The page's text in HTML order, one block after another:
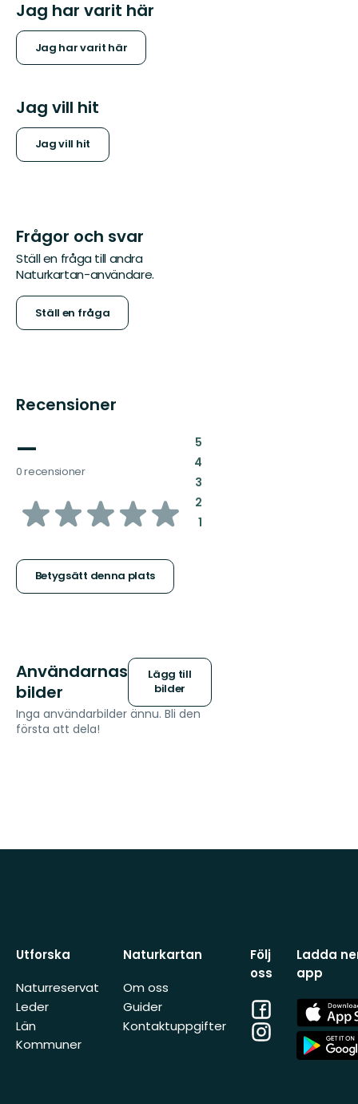
Jag har varit här
Jag har varit här
Jag vill hit
Jag vill hit
Frågor och svar
Ställ en fråga till andra
Naturkartan-användare.
Ställ en fråga
Recensioner
—
0 recensioner
av
stjärnor
Betygsätt denna plats
5:
4:
3:
2:
1:
Användarnas
bilder
Lägg till
bilder
Inga användarbilder ännu. Bli den
första att dela!
Utforska
Naturreservat
Leder
Län
Kommuner
Naturkartan
Om oss
Guider
Kontaktuppgifter
Följ
oss
Facebook
Instagram
Ladda
app
App
Store
App
Store